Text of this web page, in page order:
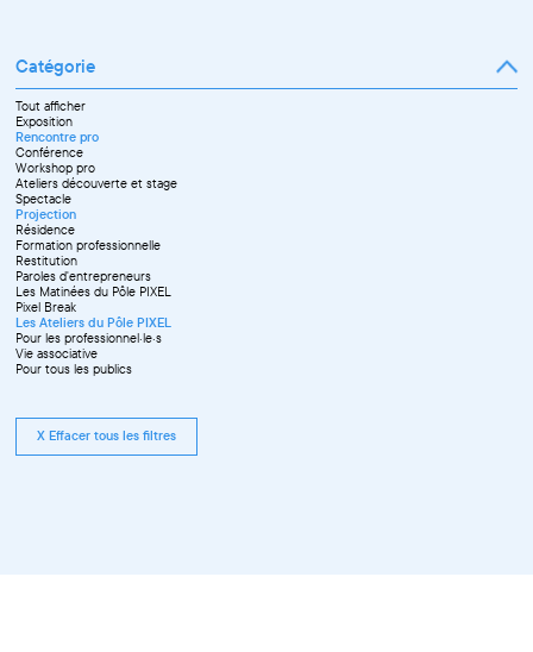
Catégorie
Tout afficher
Exposition
Rencontre pro
Conférence
Workshop pro
Ateliers découverte et stage
Spectacle
Projection
Résidence
Formation professionnelle
Restitution
Paroles d'entrepreneurs
Les Matinées du Pôle PIXEL
Pixel Break
Les Ateliers du Pôle PIXEL
Pour les professionnel·le·s
Vie associative
Pour tous les publics
X Effacer tous les filtres